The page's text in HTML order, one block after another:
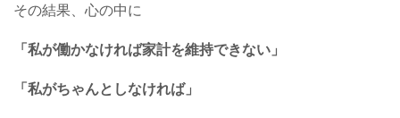
その結果、心の中に
「私が働かなければ家計を維持できない」
「私がちゃんとしなければ」